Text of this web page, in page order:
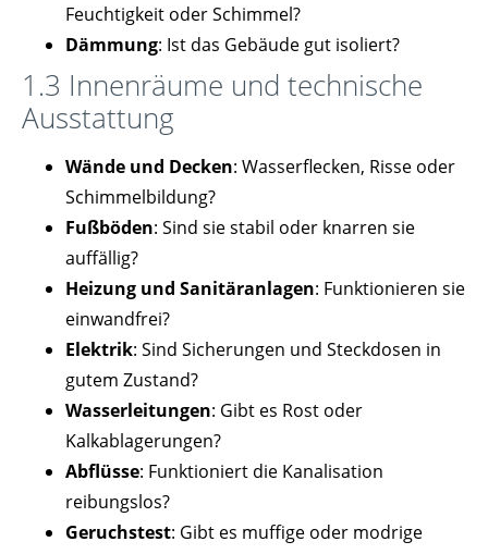
Feuchtigkeit oder Schimmel?
Dämmung: Ist das Gebäude gut isoliert?
1.3 Innenräume und technische
Ausstattung
Wände und Decken: Wasserflecken, Risse oder
Schimmelbildung?
Fußböden: Sind sie stabil oder knarren sie
auffällig?
Heizung und Sanitäranlagen: Funktionieren sie
einwandfrei?
Elektrik: Sind Sicherungen und Steckdosen in
gutem Zustand?
Wasserleitungen: Gibt es Rost oder
Kalkablagerungen?
Abflüsse: Funktioniert die Kanalisation
reibungslos?
Geruchstest: Gibt es muffige oder modrige